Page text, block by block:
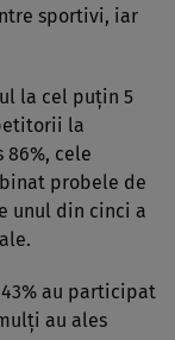
sportivi, iar
la cel puțin 5
la
86%, cele
probele de
unul din cinci a
au participat
au ales